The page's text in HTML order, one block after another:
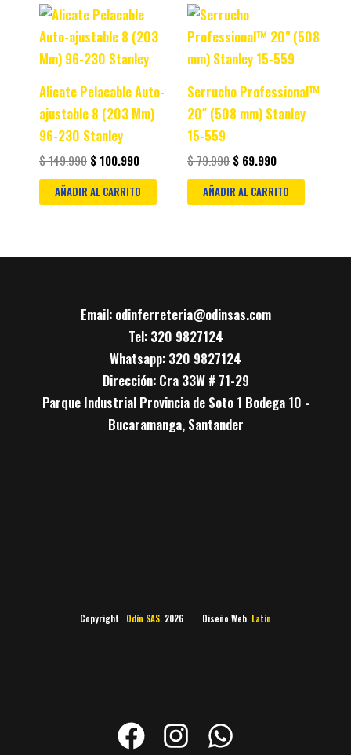
Alicate Pelacable Auto-
ajustable 8 (203 Mm)
96-230 Stanley
$149.990
Original
price
was:
$ 149.990.
$ 100.990
Current
price
is:
$ 100.990.
AÑADIR AL CARRITO
Serrucho Professional™
20″ (508 mm) Stanley
15-559
$79.990
Original
price
was:
$ 79.990.
$ 69.990
is:
$ 69.990.
AÑADIR AL CARRITO
Email: odinferreteria@odinsas.com
Tel: 320 9827124
Whatsapp: 320 9827124
Dirección: Cra 33W # 71-29
Parque Industrial Provincia de Soto 1 Bodega 10 -
Bucaramanga, Santander
Copyright Odín SAS. 2026 Diseño Web Latín